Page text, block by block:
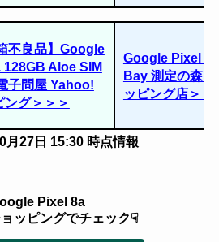
不良品】Google
128GB Aloe SIM
子問屋 Yahoo!
ング＞＞＞
Google Pixel
Bay 測定の森
ッピング店＞＞
27日 15:30 時点情報
Pixel 8a
ッピングでチェック☟